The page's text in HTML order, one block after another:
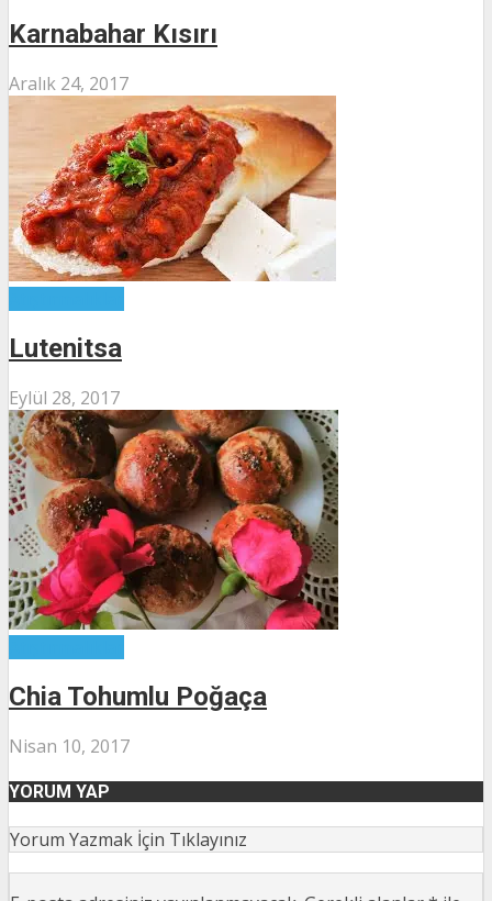
Karnabahar Kısırı
Aralık 24, 2017
Lutenitsa
Eylül 28, 2017
Chia Tohumlu Poğaça
Nisan 10, 2017
YORUM YAP
Yorum Yazmak İçin Tıklayınız